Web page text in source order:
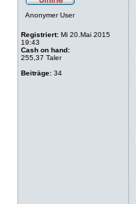
Anonymer User
Registriert: Mi 20.Mai 2015
19:43
Cash on hand:
255,37 Taler
Beiträge: 34